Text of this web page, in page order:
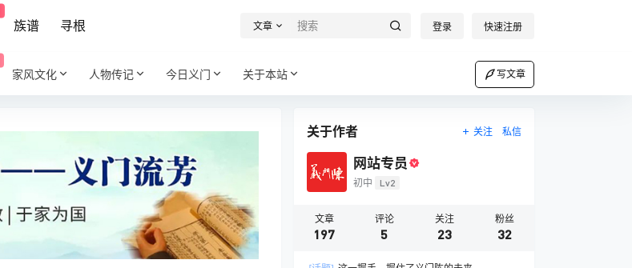
族谱 寻根 文章 登录 快速注册
家风文化 人物传记 今日义门 关于本站 写文章
关于作者 关注 私信
网站专员
初中 Lv2
文章
197
评论
5
关注
23
粉丝
32